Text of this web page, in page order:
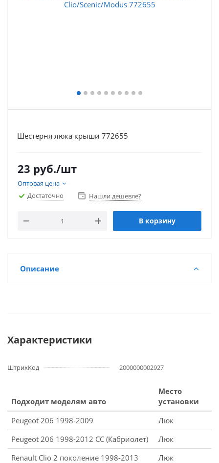
Шестерня люка крыши 772655
23 руб./шт
Оптовая цена
Достаточно
Нашли дешевле?
В корзину
Описание
Характеристики
ШтрихКод 2000000002927
Подходит моделям авто
Место
установки
Peugeot 206 1998-2009
Люк
Peugeot 206 1998-2012 CC (Кабриолет)
Люк
Renault Clio 2 поколение 1998-2013
Люк